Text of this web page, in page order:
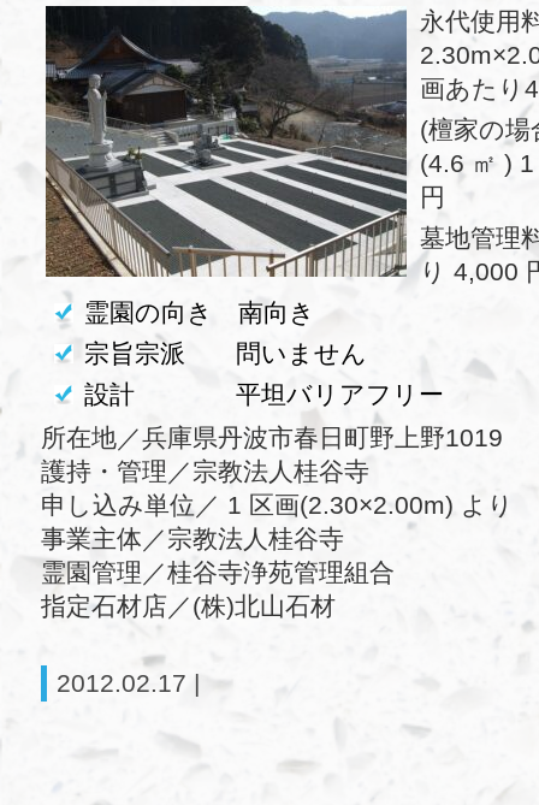
永代使
画あたり
(檀家の
(4.6 ㎡ )
円
墓地管
り 4,000
霊園の向き 南向き
宗旨宗派 問いません
設計 平坦バリアフリー
所在地／兵庫県丹波市春日町野上野1019
護持・管理／宗教法人桂谷寺
申し込み単位／ 1 区画(2.30×2.00m) より
事業主体／宗教法人桂谷寺
霊園管理／桂谷寺浄苑管理組合
指定石材店／(株)北山石材
2012.02.17 |